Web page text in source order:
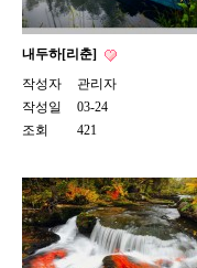
내두하[리춘]
작성자
관리자
작성일
03-24
조회
421